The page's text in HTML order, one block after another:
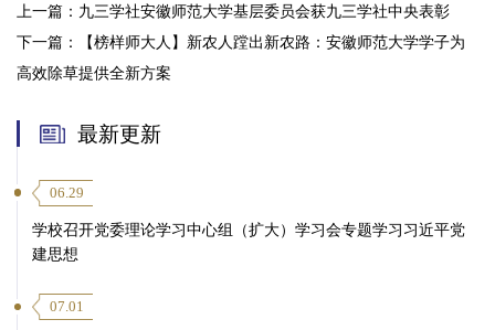
上一篇： 九三学社安徽师范大学基层委员会获九三学社中央表彰
下一篇：
【榜样师大人】新农人蹚出新农路：安徽师范大学学子为
高效除草提供全新方案
最新更新
06.29
学校召开党委理论学习中心组（扩大）学习会专题学习习近平党
建思想
07.01